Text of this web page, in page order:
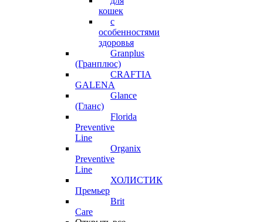
кошек
с
особенностями
здоровья
Granplus
(Гранплюс)
CRAFTIA
GALENA
Glance
(Гланс)
Florida
Preventive
Line
Organix
Preventive
Line
ХОЛИСТИК
Премьер
Brit
Care